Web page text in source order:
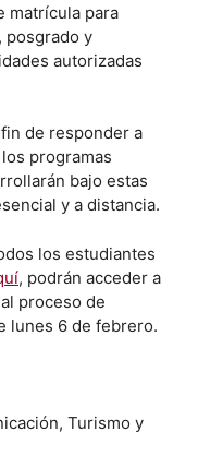
matrícula para
posgrado y
autorizadas
de responder a
programas
bajo estas
y a distancia.
los estudiantes
, podrán acceder a
proceso de
lunes 6 de febrero.
Turismo y